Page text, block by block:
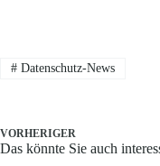
#Datenschutz-News
VORHERIGER
Das könnte Sie auch